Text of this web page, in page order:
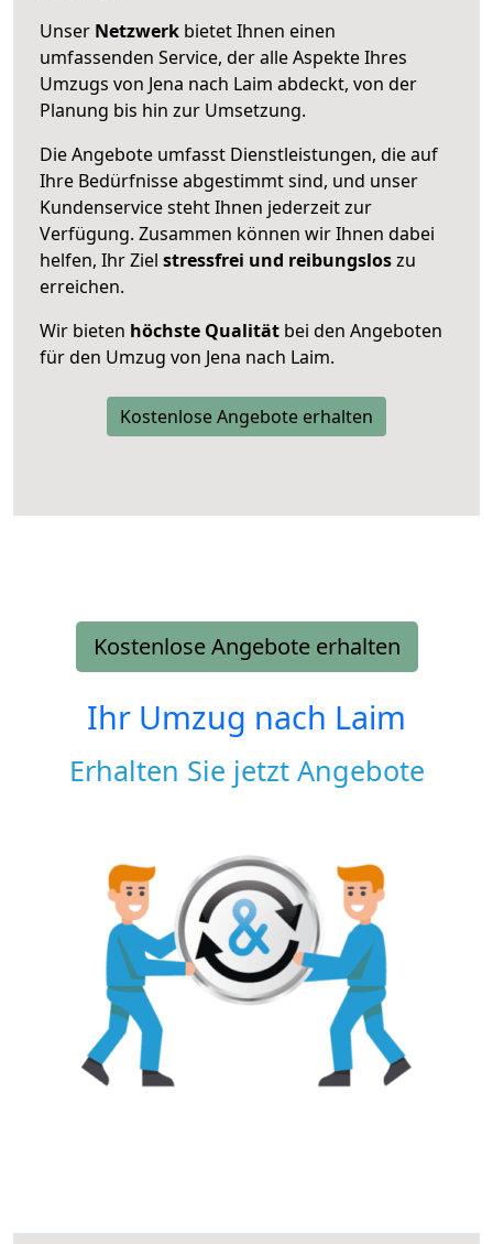
Unser Netzwerk bietet Ihnen einen
umfassenden Service, der alle Aspekte Ihres
Umzugs von Jena nach Laim abdeckt, von der
Planung bis hin zur Umsetzung.
Die Angebote umfasst Dienstleistungen, die auf
Ihre Bedürfnisse abgestimmt sind, und unser
Kundenservice steht Ihnen jederzeit zur
Verfügung. Zusammen können wir Ihnen dabei
helfen, Ihr Ziel stressfrei und reibungsloszu
erreichen.
Wir bieten höchste Qualität bei den Angeboten
für den Umzug von Jena nach Laim.
Kostenlose Angebote erhalten
Kostenlose Angebote erhalten
Ihr Umzug nach Laim
Erhalten Sie jetzt Angebote